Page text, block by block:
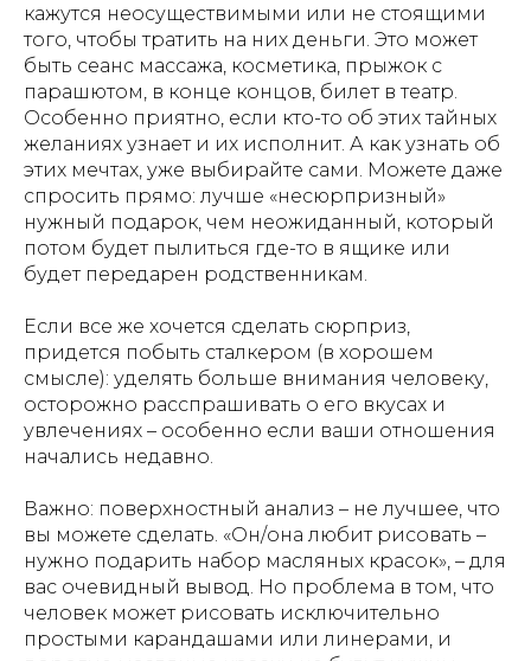
кажутся неосуществимыми или не стоящими
того, чтобы тратить на них деньги. Это может
быть сеанс массажа, косметика, прыжок с
парашютом, в конце концов, билет в театр.
Особенно приятно, если кто-то об этих тайных
желаниях узнает и их исполнит. А как узнать об
этих мечтах, уже выбирайте сами. Можете даже
спросить прямо: лучше «несюрпризный»
нужный подарок, чем неожиданный, который
потом будет пылиться где-то в ящике или
будет передарен родственникам.
Если все же хочется сделать сюрприз,
придется побыть сталкером (в хорошем
смысле): уделять больше внимания человеку,
осторожно расспрашивать о его вкусах и
увлечениях – особенно если ваши отношения
начались недавно.
Важно: поверхностный анализ – не лучшее, что
вы можете сделать. «Он/она любит рисовать –
нужно подарить набор масляных красок», – для
вас очевидный вывод. Но проблема в том, что
человек может рисовать исключительно
простыми карандашами или линерами, и